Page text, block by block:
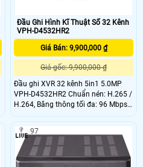
Đầu Ghi Hình Kĩ Thuật Số 32 Kênh
VPH-D4532HR2
Giá Bán: 9,900,000 ₫
Giá gốc: 9,900,000 ₫
Đầu ghi XVR 32 kênh 5in1 5.0MP
VPH-D4532HR2 Chuẩn nén: H.265 /
H.264, Băng thông tối đa: 96 Mbps
32 kênh Analog HD độ phân giải tối
đa 5
97